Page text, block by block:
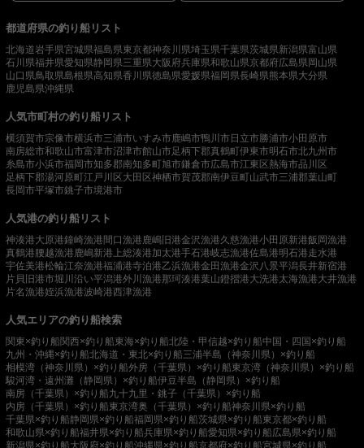
都道府県の釣り船リスト
北海道岩手県宮城県福島県東京都神奈川県埼玉県千葉県茨城県新潟県富山県
石川県福井県愛知県静岡県三重県大阪府兵庫県和歌山県京都府広島県岡山県
山口県鳥取県島根県高知県香川県徳島県愛媛県福岡県長崎県熊本県大分県
鹿児島県沖縄県
人気市町村の釣り船リスト
横須賀市宗像市横浜市三浦市いすみ市鹿嶋市鴨川市日立市勝浦市小田原市
南房総市和歌山市富津市沼津市館山市足柄下郡真鶴町伊東市明石市北九州市
糸島市小浜市福岡市知多郡南知多町旭市鎌倉市広島市江東区熱海市品川区
足柄下郡湯河原町江戸川区大田区神栖市賀茂郡南伊豆町山武市三浦郡葉山町
長岡市平塚市銚子市境港市
人気港の釣り船リスト
神湊港大原港鐘崎漁港間口漁港 鹿嶋旧港金沢漁港久慈漁港小田原新港飯岡漁港
真鶴港腰越漁港 鹿嶋新港 上総湊港加太港手石港岐志漁港佐島港明石港走水港
宇佐美港松輪江奈漁港福浦港寺泊港乙浜漁港金田漁港金沢八景平潟長井新宿港
片貝旧港市堀川沿い平潟港外川漁港那珂湊港葉山鐙摺港大洗港太海漁港大井漁港
片名漁港姪浜漁港波崎港西津漁港
人気エリアの釣り船検索
関東×釣り船関西×釣り船東海×釣り船北陸・甲信越×釣り船中国・四国×釣り船
九州・沖縄×釣り船北海道・東北×釣り船三浦半島（神奈川県）×釣り船
相模湾（神奈川県）×釣り船外房（千葉県）×釣り船東京湾（神奈川県）×釣り船
駿河湾・遠州灘（静岡県）×釣り船伊豆半島（静岡県）×釣り船
南房（千葉県）×釣り船九十九里・銚子（千葉県）×釣り船
内房（千葉県）×釣り船東京湾奥（千葉県）×釣り船神奈川県×釣り船
千葉県×釣り船静岡県×釣り船福岡県×釣り船茨城県×釣り船東京都×釣り船
和歌山県×釣り船福井県×釣り船兵庫県×釣り船愛知県×釣り船広島県×釣り船
新潟県×釣り船大阪府×釣り船沖縄県×釣り船京都府×釣り船宮城県×釣り船